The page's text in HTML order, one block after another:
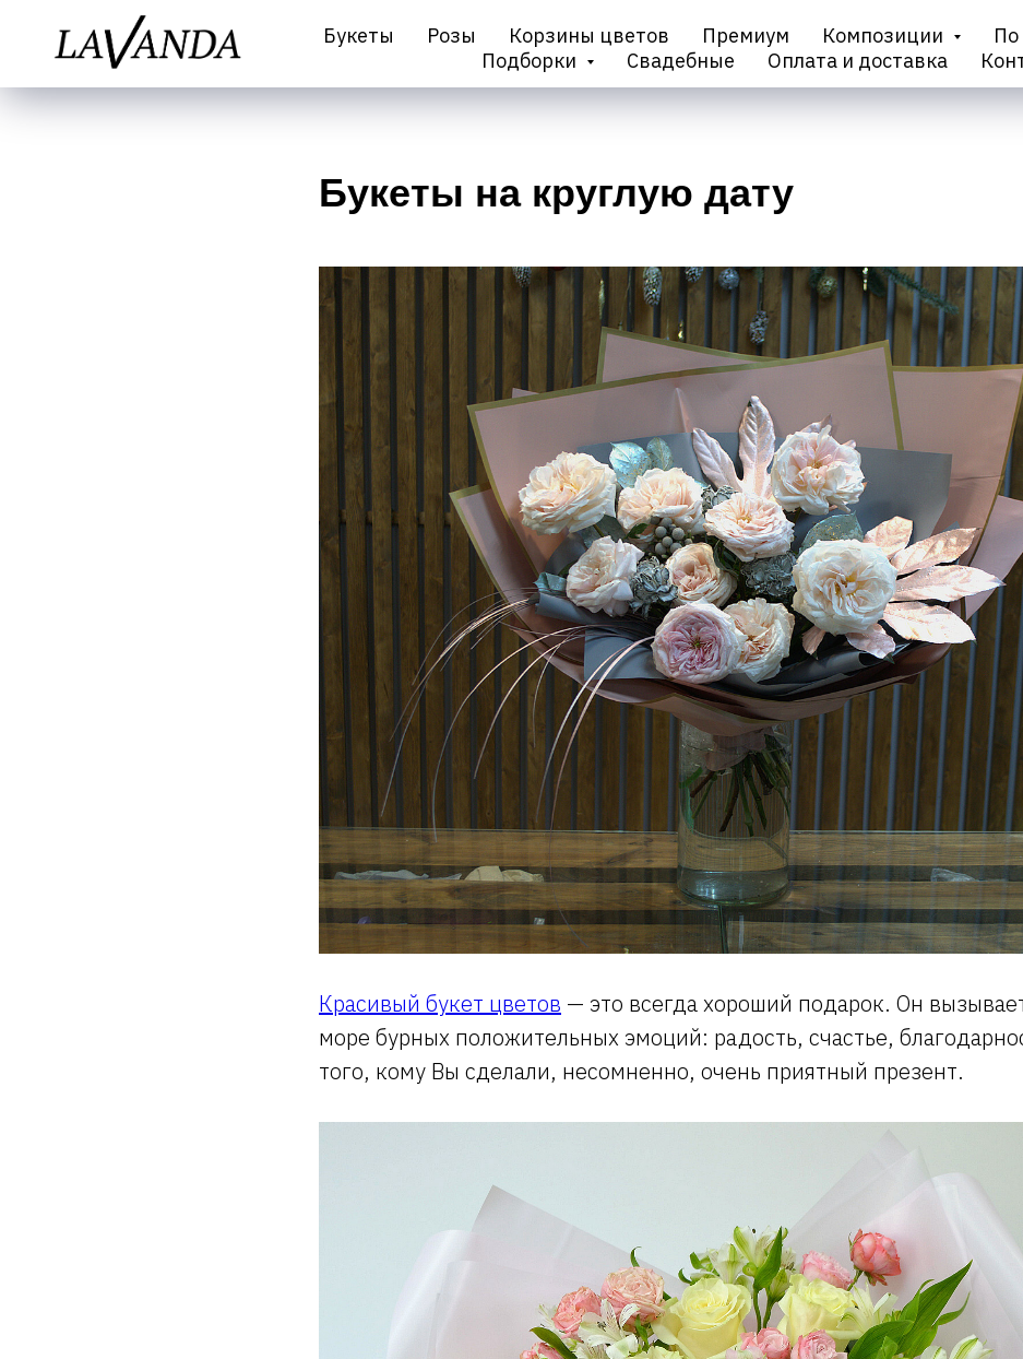
Букеты Розы Корзины цветов Премиум Композиции По
Подборки
Свадебные Оплата и доставка
Букеты на круглую дату
Красивый букет цветов — это всегда хороший подарок. Он
море бурных положительных эмоций: радость, счастье,
того, кому Вы сделали, несомненно, очень приятный презент.